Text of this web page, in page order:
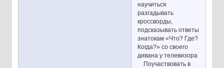
научиться
разгадывать
кроссворды,
подсказывать ответы
знатокам «Что? Где?
Когда?» со своего
дивана у телевизора
Поучаствовать в